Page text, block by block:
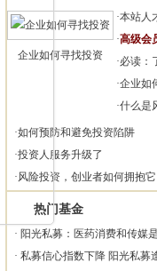
企业如何寻找投资
·本站人
·高级会
·必读：
·企业如
·什么是
·如何预防和避免投资陷阱
·投资人服务升级了
·风险投资，创业者如何拥抱它
热门基金
· 阳光私募：医药消费和传媒
· 私募信心指数下降 阳光私募